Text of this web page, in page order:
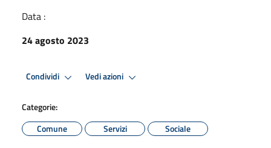
Data :
24 agosto 2023
Condividi Vedi azioni
Categorie:
Comune
Servizi Sociale